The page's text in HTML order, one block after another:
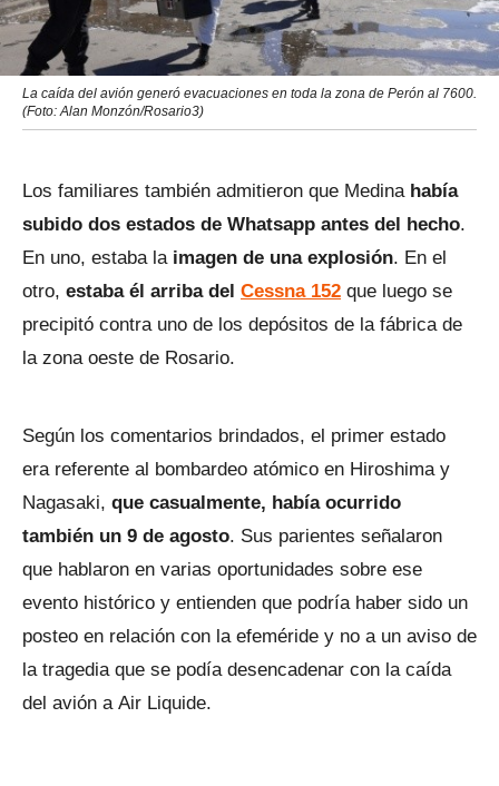
La caída del avión generó evacuaciones en toda la zona de Perón al 7600.
(Foto: Alan Monzón/Rosario3)
Los familiares también admitieron que Medinahabía
subido dos estados de Whatsapp antes del hecho.
En uno, estaba la imagen de una explosión. En el
otro, estaba él arriba del Cessna 152 que luego se
precipitó contra uno de los depósitos de la fábrica de
la zona oeste de Rosario.
Según los comentarios brindados, el primer estado
era referente al bombardeo atómico en Hiroshima y
Nagasaki, que casualmente, había ocurrido
también un 9 de agosto. Sus parientes señalaron
que hablaron en varias oportunidades sobre ese
evento histórico y entienden que podría haber sido un
posteo en relación con la efeméride y no a un aviso de
la tragedia que se podía desencadenar con la caída
del avión a Air Liquide.